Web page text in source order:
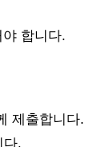
합니다.
제출합니다.
다.